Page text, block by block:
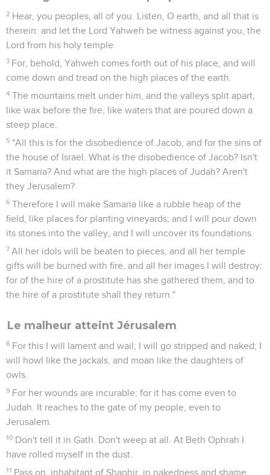
(1.1,14), au sud-ouest de Jérusalem, a exercé son ministère
sous les règnes de Yotam (750 à 732 av. J.-C.), d’Ahaz (735
co-régence à partir de 727/729). Il a donc vu, en 722, la
chute de Samarie qu’il avait annoncée (1.2-7). Contemporain
d’Esaïe, il a en commun avec lui une prophétie sur le règne
universel de l’Eternel à *Sion, centre religieux des peuples
du monde entier (4.1-4,5 ; Es 2.2-5). Mais contrairement à
Esaïe qui, citadin et membre de l’aristocratie, s’intéresse
tout particulièrement aux enjeux de politique nationale et
internationale, Michée, d’origine rurale, a surtout le souci du
petit peuple (2.1-2,8-9 ; 3.2-3 ; etc.).
Ainsi, à la manière d’Amos qui l’a précédé, Michée s’élève-
10 ; 6.10-12 ; 7.2-3,5-6) et souligne l’insuffisance de toute
pratique religieuse qui ne s’accompagne pas d’une vie juste
(6.6-8). Comme Osée, il utilise l’image du procès que
l’Eternel intente à son peuple infidèle à l’alliance (1.2 ;
(3.12), ce dont les contemporains de Jérémie se
souviendront un siècle plus tard (Jr 26.18).
Cependant, l’Eternel n’abandonnera pas son peuple.
Comme un berger, il rassemblera le petit nombre des brebis
de son troupeau qui subsistera, et les conduira en un